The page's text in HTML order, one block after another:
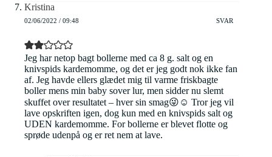
Kristina
02/06/2022 / 09:48 SVAR
Jeg har netop bagt bollerne med ca 8 g. salt og en
knivspids kardemomme, og det er jeg godt nok ikke fan
af. Jeg havde ellers glædet mig til varme friskbagte
boller mens min baby sover lur, men sidder nu slemt
skuffet over resultatet – hver sin smag😜☺️ Tror jeg vil
lave opskriften igen, dog kun med en knivspids salt og
UDEN kardemomme. For bollerne er blevet flotte og
sprøde udenpå og er ret nem at lave.